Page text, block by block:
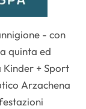
- con
quinta ed
+ Sport
Arzachena